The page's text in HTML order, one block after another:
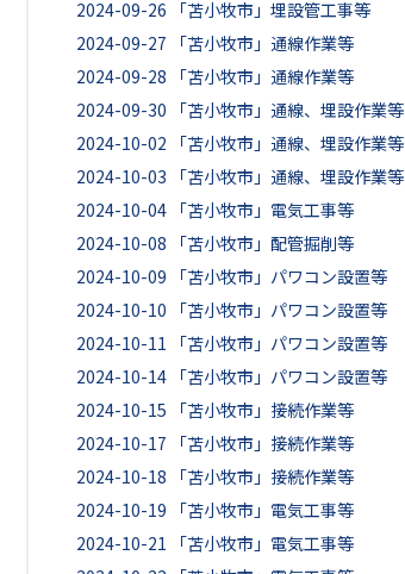
2024-09-26
「苫小牧市」埋設管工事等
2024-09-27
「苫小牧市」通線作業等
2024-09-28
「苫小牧市」通線作業等
2024-09-30
「苫小牧市」通線、埋設作業等
2024-10-02
「苫小牧市」通線、埋設作業等
2024-10-03
「苫小牧市」通線、埋設作業等
2024-10-04 「苫小牧市」電気工事等
2024-10-08
「苫小牧市」配管掘削等
2024-10-09
「苫小牧市」パワコン設置等
2024-10-10
「苫小牧市」パワコン設置等
2024-10-11
「苫小牧市」パワコン設置等
2024-10-14 「苫小牧市」パワコン設置等
2024-10-15
「苫小牧市」接続作業等
2024-10-17
「苫小牧市」接続作業等
2024-10-18
「苫小牧市」接続作業等
2024-10-19
「苫小牧市」電気工事等
2024-10-21
「苫小牧市」電気工事等